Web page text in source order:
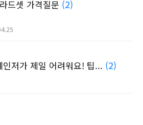
드셋 가격질문 (2)
저가 제일 어려워요! 팁... (2)